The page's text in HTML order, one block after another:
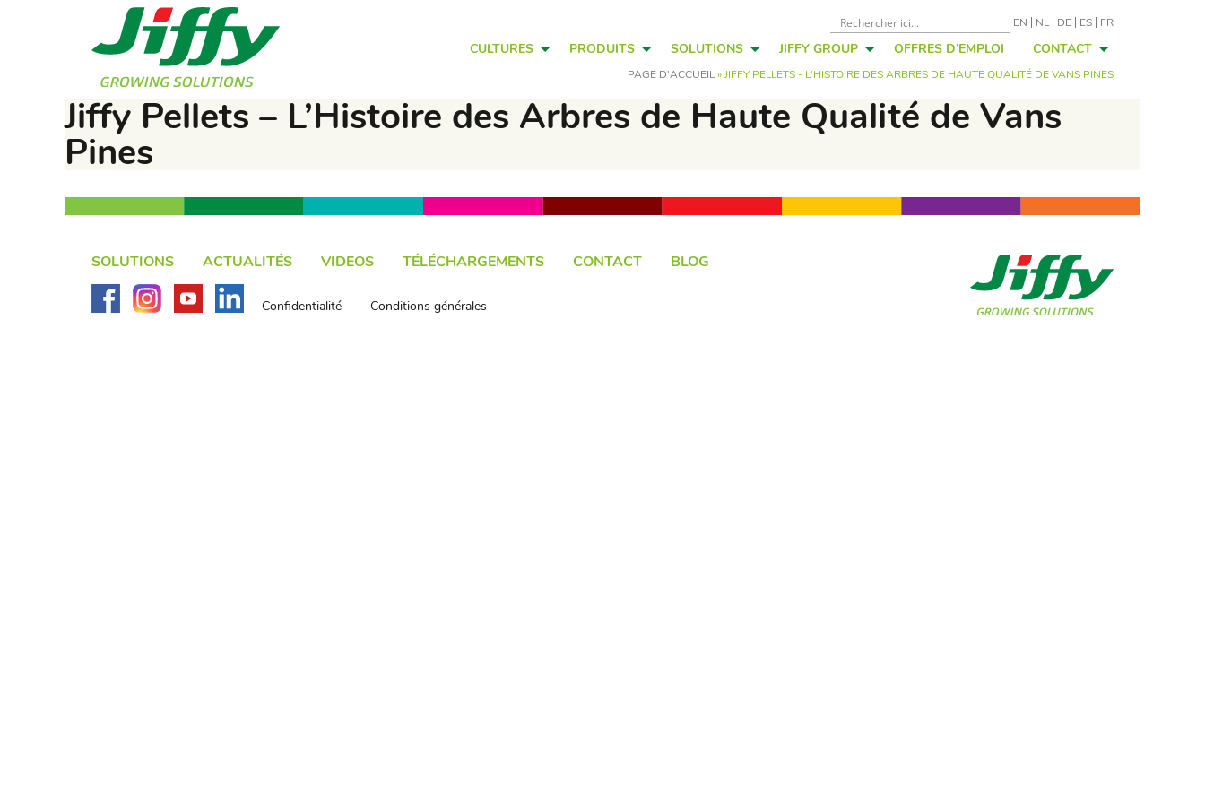
EN NL DE ES FR
CULTURES PRODUITS SOLUTIONS JIFFY GROUP OFFRES D’EMPLOI CONTACT
PAGE D'ACCUEIL»JIFFY PELLETS - L'HISTOIRE DES ARBRES DE HAUTE QUALITÉ DE VANS PINES
Jiffy Pellets – L’Histoire des Arbres de Haute Qualité de Vans
Pines
SOLUTIONS ACTUALITÉS VIDEOS TÉLÉCHARGEMENTS CONTACT BLOG
Confidentialité Conditions générales